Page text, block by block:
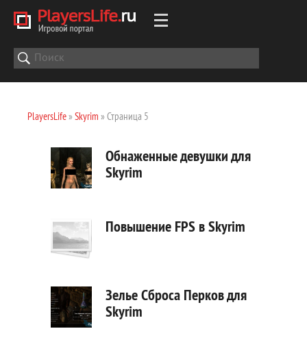
PlayersLife» Skyrim » Страница 5
Обнаженные девушки для
Skyrim
Повышение FPS в Skyrim
Зелье Сброса Перков для
Skyrim